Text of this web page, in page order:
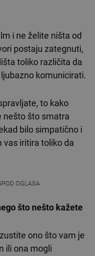
i ne želite ništa od
postaju zategnuti,
toliko različita da
komunicirati.
to kako
nešto što smatra
bilo simpatično i
vas iritira toliko da
OGLASA
što nešto kažete
ono što vam je
ili ona mogli